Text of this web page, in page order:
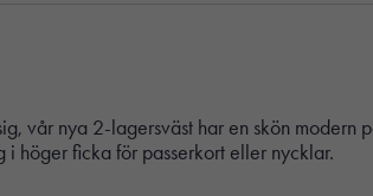
vår nya 2-lagersväst har en skön
höger ficka för passerkort eller nycklar.